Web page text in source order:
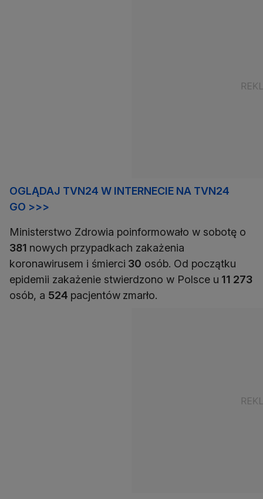
OGLĄDAJ TVN24 W INTERNECIE NA TVN24
GO >>>
Ministerstwo Zdrowia poinformowało w sobotę o
381 nowych przypadkach zakażenia
koronawirusem i śmierci 30 osób. Od początku
epidemii zakażenie stwierdzono w Polsce u 11 273
osób, a 524 pacjentów zmarło.